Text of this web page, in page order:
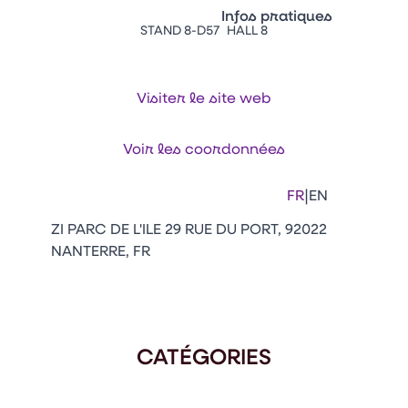
Vitrine Innovations
Emballages
Infos pratiques
Facebook
FR|EN
STAND 8-D57 HALL 8
Visiter le site web
Voir les coordonnées
ZI PARC DE L'ILE 29 RUE DU PORT, 92022
NANTERRE, FR
CATÉGORIES